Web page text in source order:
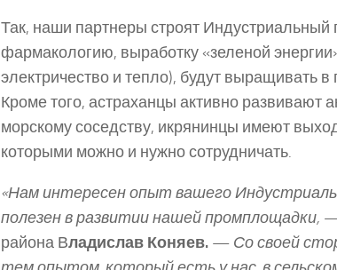
Так, наши партнеры строят Индустриальный
фармакологию, выработку «зеленой
электричество и тепло), будут выращивать
Кроме того, астраханцы активно развивают
морскому соседству, икрянинцы имеют
которыми можно и нужно сотрудничать.
«Нам интересен опыт вашего
полезен в развитии нашей промплощадки,
района Владислав Коняев. — Со своей